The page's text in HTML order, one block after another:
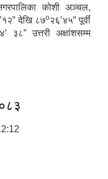
कोशी अञ्चल,
देखि ८७o२६’४५” पूर्वी
३८” उत्तरी अक्षांशसम्म